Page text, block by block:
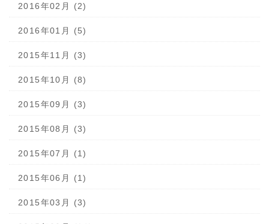
2016年02月 (2)
2016年01月 (5)
2015年11月 (3)
2015年10月 (8)
2015年09月 (3)
2015年08月 (3)
2015年07月 (1)
2015年06月 (1)
2015年03月 (3)